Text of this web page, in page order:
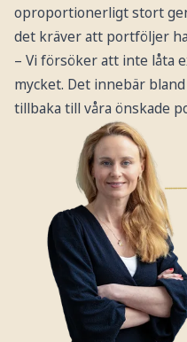
oproportionerligt stort
det kräver att portföljer
– Vi försöker att inte låta
mycket. Det innebär
tillbaka till våra önskade